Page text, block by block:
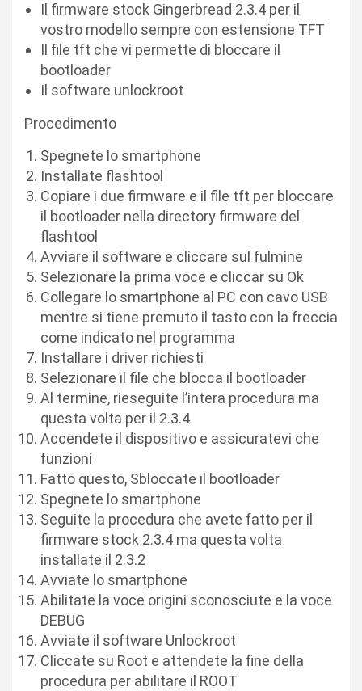
Il firmware stock Gingerbread 2.3.4 per il
vostro modello sempre con estensione TFT
Il file tft che vi permette di bloccare il
bootloader
Il software unlockroot
Procedimento
Spegnete lo smartphone
Installate flashtool
Copiare i due firmware e il file tft per bloccare
il bootloader nella directory firmware del
flashtool
Avviare il software e cliccare sul fulmine
Selezionare la prima voce e cliccar su Ok
Collegare lo smartphone al PC con cavo USB
mentre si tiene premuto il tasto con la freccia
come indicato nel programma
Installare i driver richiesti
Selezionare il file che blocca il bootloader
Al termine, rieseguite l’intera procedura ma
questa volta per il 2.3.4
Accendete il dispositivo e assicuratevi che
funzioni
Fatto questo, Sbloccate il bootloader
Spegnete lo smartphone
Seguite la procedura che avete fatto per il
firmware stock 2.3.4 ma questa volta
installate il 2.3.2
Avviate lo smartphone
Abilitate la voce origini sconosciute e la voce
DEBUG
Avviate il software Unlockroot
Cliccate su Root e attendete la fine della
procedura per abilitare il ROOT